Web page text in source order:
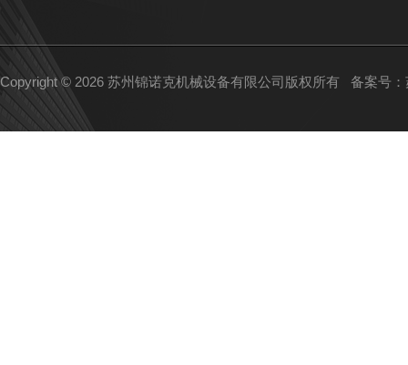
Copyright © 2026 苏州锦诺克机械设备有限公司版权所有 备案号：